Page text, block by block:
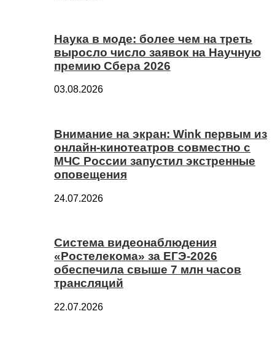
Наука в моде: более чем на треть
выросло число заявок на Научную
премию Сбера 2026
03.08.2026
Внимание на экран: Wink первым из
онлайн-кинотеатров совместно с
МЧС России запустил экстренные
оповещения
24.07.2026
Система видеонаблюдения
«Ростелекома» за ЕГЭ-2026
обеспечила свыше 7 млн часов
трансляций
22.07.2026